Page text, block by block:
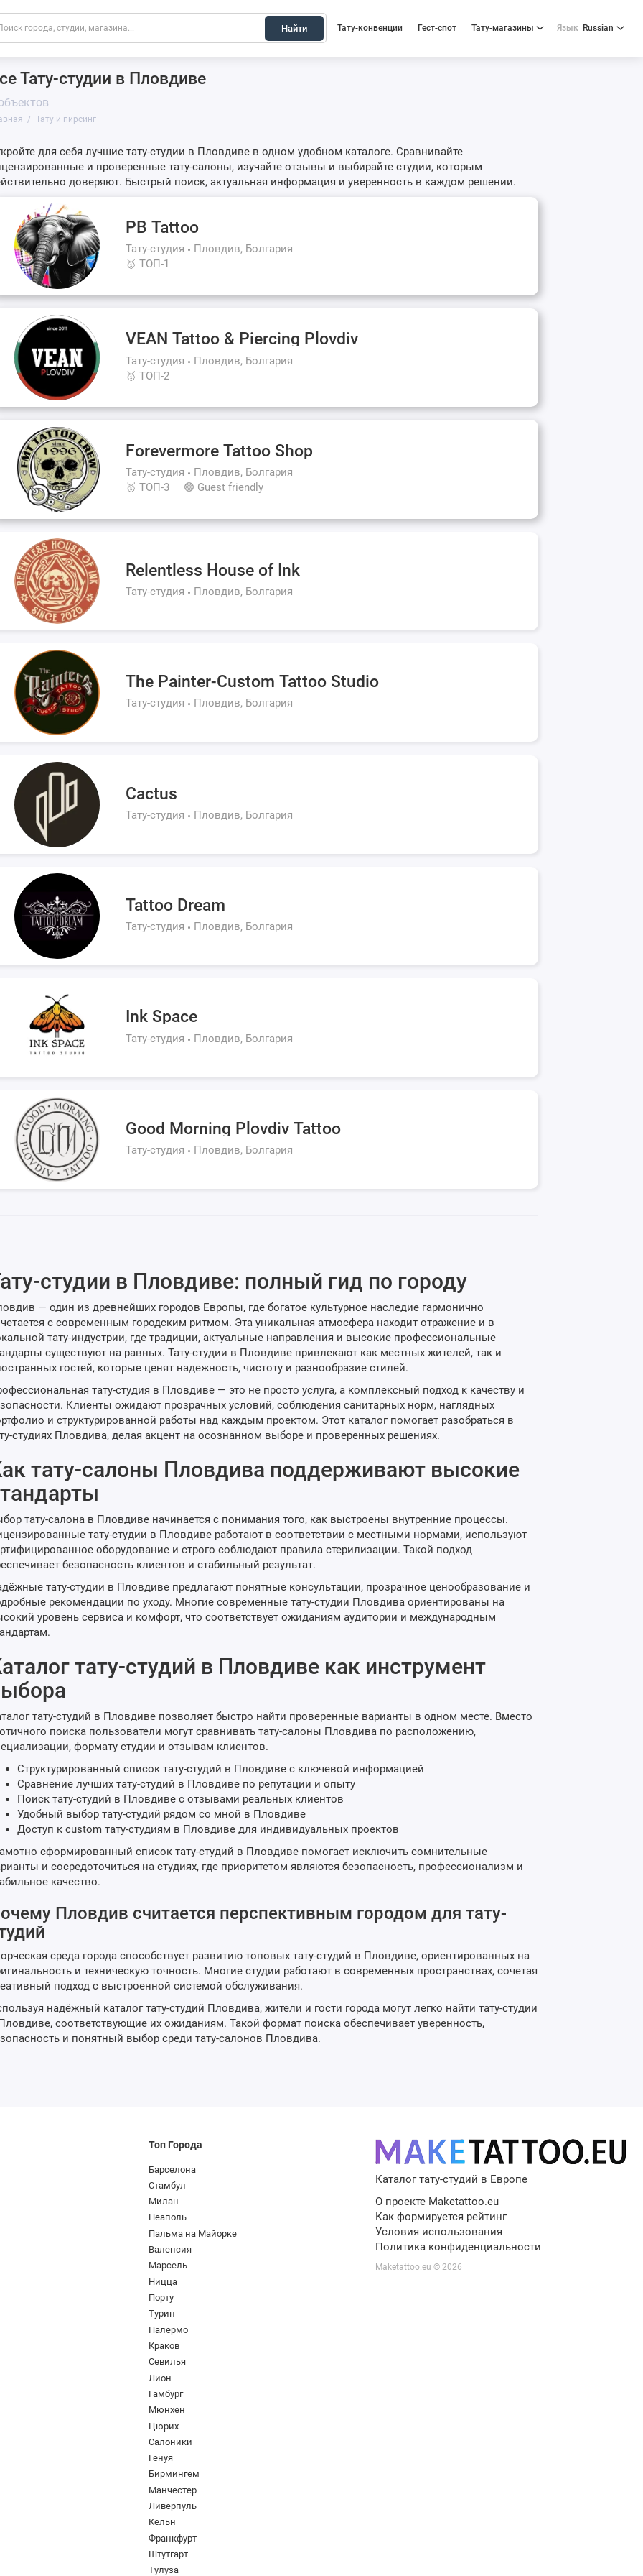
Найти Тату-конвенции Гест-спот Тату-магазины Язык Russian
Тату-студии в Пловдиве
Тату и пирсинг
для себя лучшие тату-студии в Пловдиве в одном удобном каталоге. Сравнивайте
и проверенные тату-салоны, изучайте отзывы и выбирайте студии, которым
доверяют. Быстрый поиск, актуальная информация и уверенность в каждом решении.
PB Tattoo
Тату-студия
Пловдив, Болгария
🥇 ТОП-1
VEAN Tattoo & Piercing Plovdiv
Тату-студия
Пловдив, Болгария
🥇 ТОП-2
Forevermore Tattoo Shop
Тату-студия
Пловдив, Болгария
🥇 ТОП-3
🟢 Guest friendly
Relentless House of Ink
Тату-студия Пловдив, Болгария
The Painter-Custom Tattoo Studio
Тату-студия Пловдив, Болгария
Cactus
Тату-студия Пловдив, Болгария
Tattoo Dream
Тату-студия Пловдив, Болгария
Ink Space
Тату-студия Пловдив, Болгария
Good Morning Plovdiv Tattoo
Тату-студия Пловдив, Болгария
студии в Пловдиве: полный гид по городу
— один из древнейших городов Европы, где богатое культурное наследие гармонично
с современным городским ритмом. Эта уникальная атмосфера находит отражение и в
тату-индустрии, где традиции, актуальные направления и высокие профессиональные
существуют на равных. Тату-студии в Пловдиве привлекают как местных жителей, так и
гостей, которые ценят надежность, чистоту и разнообразие стилей.
тату-студия в Пловдиве — это не просто услуга, а комплексный подход к качеству и
Клиенты ожидают прозрачных условий, соблюдения санитарных норм, наглядных
и структурированной работы над каждым проектом. Этот каталог помогает разобраться в
студиях Пловдива, делая акцент на осознанном выборе и проверенных решениях.
тату-салоны Пловдива поддерживают высокие
тату-салона в Пловдиве начинается с понимания того, как выстроены внутренние процессы.
тату-студии в Пловдиве работают в соответствии с местными нормами, используют
оборудование и строго соблюдают правила стерилизации. Такой подход
безопасность клиентов и стабильный результат.
тату-студии в Пловдиве предлагают понятные консультации, прозрачное ценообразование и
рекомендации по уходу. Многие современные тату-студии Пловдива ориентированы на
уровень сервиса и комфорт, что соответствует ожиданиям аудитории и международным
тату-студий в Пловдиве как инструмент
тату-студий в Пловдиве позволяет быстро найти проверенные варианты в одном месте. Вместо
поиска пользователи могут сравнивать тату-салоны Пловдива по расположению,
формату студии и отзывам клиентов.
Структурированный список тату-студий в Пловдиве с ключевой информацией
Сравнение лучших тату-студий в Пловдиве по репутации и опыту
Поиск тату-студий в Пловдиве с отзывами реальных клиентов
Удобный выбор тату-студий рядом со мной в Пловдиве
Доступ к custom тату-студиям в Пловдиве для индивидуальных проектов
сформированный список тату-студий в Пловдиве помогает исключить сомнительные
и сосредоточиться на студиях, где приоритетом являются безопасность, профессионализм и
качество.
Пловдив считается перспективным городом для тату-
среда города способствует развитию топовых тату-студий в Пловдиве, ориентированных на
и техническую точность. Многие студии работают в современных пространствах, сочетая
подход с выстроенной системой обслуживания.
надёжный каталог тату-студий Пловдива, жители и гости города могут легко найти тату-студии
соответствующие их ожиданиям. Такой формат поиска обеспечивает уверенность,
и понятный выбор среди тату-салонов Пловдива.
Топ Города
Барселона
Стамбул
Милан
Неаполь
Пальма на Майорке
Валенсия
Марсель
Ницца
Порту
Турин
Палермо
Краков
Севилья
Лион
Гамбург
Мюнхен
Цюрих
Салоники
Генуя
Бирмингем
Манчестер
Ливерпуль
Кельн
Франкфурт
Штутгарт
Тулуза
Каталог тату-студий в Европе
О проекте Maketattoo.eu
Как формируется рейтинг
Условия использования
Политика конфиденциальности
Maketattoo.eu © 2026